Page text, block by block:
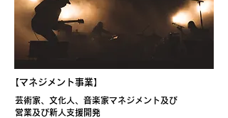
【マネジメント事業】
芸術家、文化人、音楽家マネジメント及び
営業及び新人支援開発